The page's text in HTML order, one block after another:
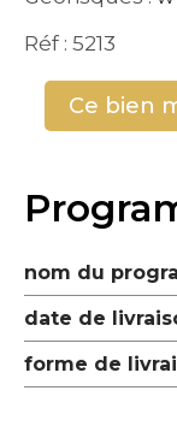
Réf : 5213
Ce bien
nom du
date de
forme de